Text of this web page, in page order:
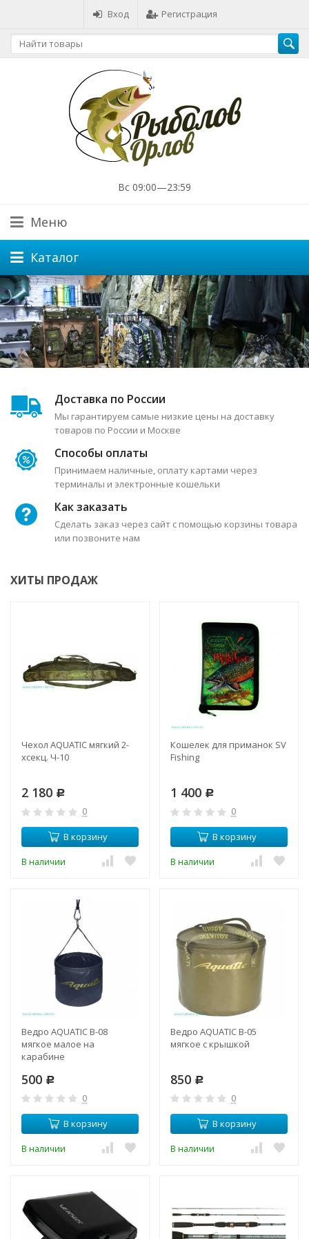
Вход Регистрация
Вс 09:00—23:59
Меню
Каталог
Доставка по России
Мы гарантируем самые низкие цены на доставку
товаров по России и Москве
Способы оплаты
Принимаем наличные, оплату картами через
терминалы и электронные кошельки
Как заказать
Сделать заказ через сайт с помощью корзины товара
или позвоните нам
ХИТЫ ПРОДАЖ
Чехол AQUATIC мягкий 2-
хсекц. Ч-10
2 180 Р
0
В корзину
В наличии
Кошелек для приманок SV
Fishing
1 400 Р
0
В корзину
В наличии
Ведро AQUATIC В-08
мягкое малое на
карабине
500 Р
0
В корзину
В наличии
Ведро AQUATIC В-05
мягкое с крышкой
850 Р
0
В корзину
В наличии